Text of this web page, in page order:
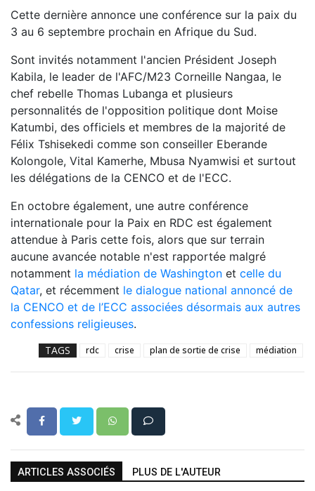
Cette dernière annonce une conférence sur la paix du
3 au 6 septembre prochain en Afrique du Sud.
Sont invités notamment l'ancien Président Joseph
Kabila, le leader de l'AFC/M23 Corneille Nangaa, le
chef rebelle Thomas Lubanga et plusieurs
personnalités de l'opposition politique dont Moise
Katumbi, des officiels et membres de la majorité de
Félix Tshisekedi comme son conseiller Eberande
Kolongole, Vital Kamerhe, Mbusa Nyamwisi et surtout
les délégations de la CENCO et de l'ECC.
En octobre également, une autre conférence
internationale pour la Paix en RDC est également
attendue à Paris cette fois, alors que sur terrain
aucune avancée notable n'est rapportée malgré
notamment la médiation de Washington et celle du
Qatar, et récemment le dialogue national annoncé de
la CENCO et de l’ECC associées désormais aux autres
confessions religieuses.
TAGS rdc crise plan de sortie de crise médiation
ARTICLES ASSOCIÉS PLUS DE L'AUTEUR